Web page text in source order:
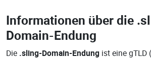
Informationen über die
Domain-Endung
Die .sling-Domain-Endung ist eine gTLD